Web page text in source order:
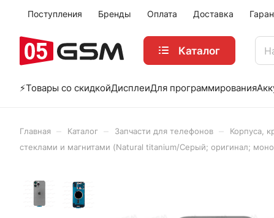
Поступления Бренды Оплата Доставка
Каталог
⚡️Товары со скидкойДисплеиДля программирования
Главная Каталог Запчасти для телефонов Корпуса,
стеклами и магнитами (Natural titanium/Серый; оригинал;